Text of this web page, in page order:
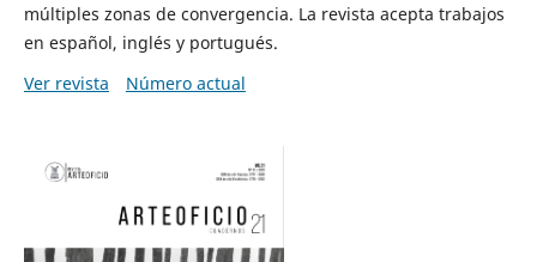
múltiples zonas de convergencia. La revista acepta trabajos
en español, inglés y portugués.
Ver revista
Número actual